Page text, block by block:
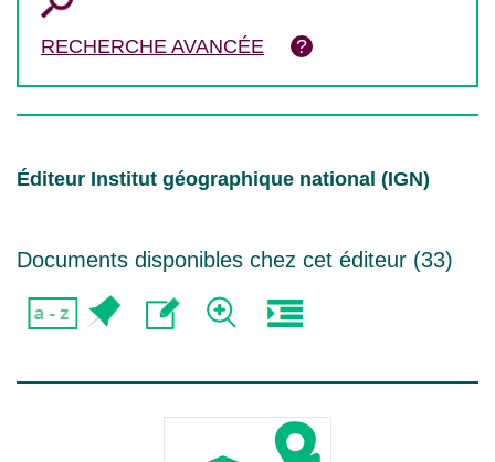
RECHERCHE AVANCÉE
Éditeur Institut géographique national (IGN)
Documents disponibles chez cet éditeur (33)